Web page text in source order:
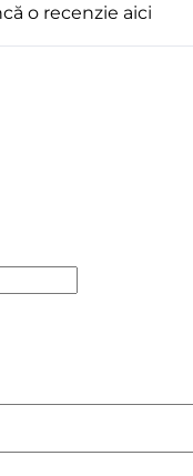
o recenzie aici